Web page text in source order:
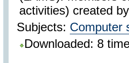
activities) created
Subjects: Computer
Downloaded: 8